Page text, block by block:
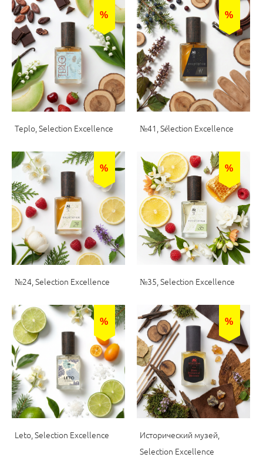
%
Teplo, Selection Excellence
%
№41, Sélection Excellence
%
№24, Selection Excellence
%
№35, Selection Excellence
%
Leto, Selection Excellence
%
Исторический музей,
Selection Excellence